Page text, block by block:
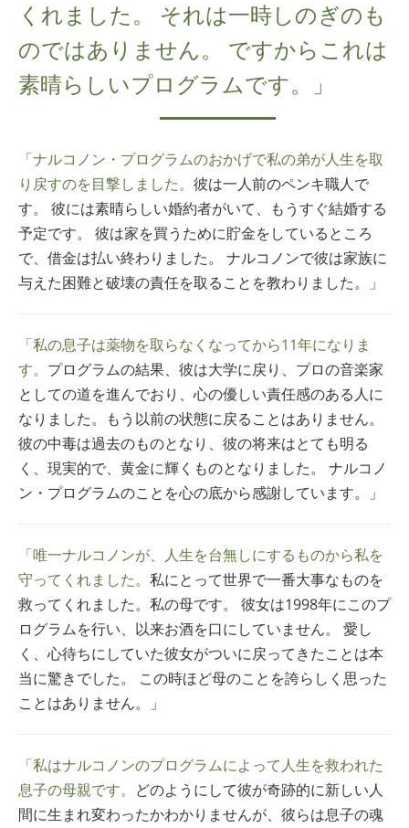
くれました。 それは一時しのぎのも
のではありません。 ですからこれは
素晴らしいプログラムです。」
「ナルコノン・プログラムのおかげで私の弟が人生を取
り戻すのを目撃しました。 彼は一人前のペンキ職人で
す。 彼には素晴らしい婚約者がいて、もうすぐ結婚する
予定です。 彼は家を買うために貯金をしているところ
で、借金は払い終わりました。 ナルコノンで彼は家族に
与えた困難と破壊の責任を取ることを教わりました。」
「私の息子は薬物を取らなくなってから11年になりま
す。 プログラムの結果、彼は大学に戻り、プロの音楽家
としての道を進んでおり、心の優しい責任感のある人に
なりました。もう以前の状態に戻ることはありません。
彼の中毒は過去のものとなり、彼の将来はとても明る
く、現実的で、黄金に輝くものとなりました。 ナルコノ
ン・プログラムのことを心の底から感謝しています。」
「唯一ナルコノンが、人生を台無しにするものから私を
守ってくれました。 私にとって世界で一番大事なものを
救ってくれました。私の母です。 彼女は1998年にこのプ
ログラムを行い、以来お酒を口にしていません。 愛し
く、心待ちにしていた彼女がついに戻ってきたことは本
当に驚きでした。 この時ほど母のことを誇らしく思った
ことはありません。」
「私はナルコノンのプログラムによって人生を救われた
息子の母親です。 どのようにして彼が奇跡的に新しい人
間に生まれ変わったかわかりませんが、彼らは息子の魂